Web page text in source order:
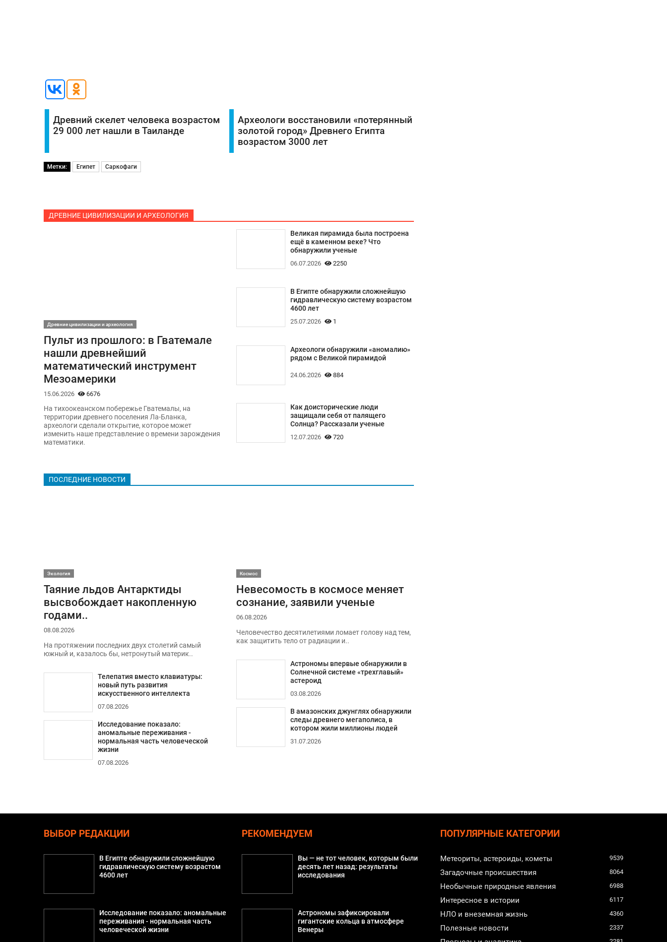
Древний скелет человека возрастом
29 000 лет нашли в Таиланде
Археологи восстановили «потерянный
золотой город» Древнего Египта
возрастом 3000 лет
Метки: Египет Саркофаги
ДРЕВНИЕ ЦИВИЛИЗАЦИИ И АРХЕОЛОГИЯ
Древние цивилизации и археология
Пульт из прошлого: в Гватемале
нашли древнейший
математический инструмент
Мезоамерики
15.06.2026 6676
На тихоокеанском побережье Гватемалы, на
территории древнего поселения Ла-Бланка,
археологи сделали открытие, которое может
изменить наше представление о времени зарождения
математики.
Великая пирамида была построена
ещё в каменном веке? Что
обнаружили ученые
06.07.2026 2250
В Египте обнаружили сложнейшую
гидравлическую систему возрастом
4600 лет
25.07.2026 1
Археологи обнаружили «аномалию»
рядом с Великой пирамидой
24.06.2026 884
Как доисторические люди
защищали себя от палящего
Солнца? Рассказали ученые
12.07.2026 720
ПОСЛЕДНИЕ НОВОСТИ
Экология
Таяние льдов Антарктиды
высвобождает накопленную
годами..
08.08.2026
На протяжении последних двух столетий самый
южный и, казалось бы, нетронутый материк..
Телепатия вместо клавиатуры:
новый путь развития
искусственного интеллекта
07.08.2026
Исследование показало:
аномальные переживания -
нормальная часть человеческой
жизни
07.08.2026
Космос
Невесомость в космосе меняет
сознание, заявили ученые
06.08.2026
Человечество десятилетиями ломает голову над тем,
как защитить тело от радиации и..
Астрономы впервые обнаружили в
Солнечной системе «трехглавый»
астероид
03.08.2026
В амазонских джунглях обнаружили
следы древнего мегаполиса, в
котором жили миллионы людей
31.07.2026
ВЫБОР РЕДАКЦИИ
В Египте обнаружили сложнейшую
гидравлическую систему возрастом
4600 лет
Исследование показало: аномальные
переживания - нормальная часть
человеческой жизни
РЕКОМЕНДУЕМ
Вы — не тот человек, которым были
десять лет назад: результаты
исследования
Астрономы зафиксировали
гигантские кольца в атмосфере
Венеры
ПОПУЛЯРНЫЕ КАТЕГОРИИ
Метеориты, астероиды, кометы 9539
Загадочные происшествия 8064
Необычные природные явления 6988
Интересное в истории 6117
НЛО и внеземная жизнь 4360
Полезные новости 2337